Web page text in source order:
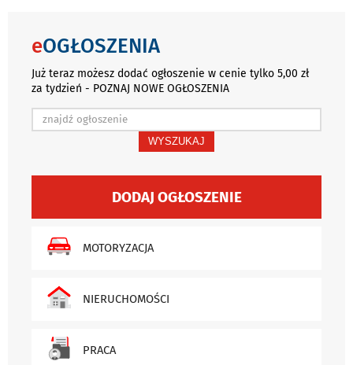
eOGŁOSZENIA
Już teraz możesz dodać ogłoszenie w cenie tylko 5,00 zł
za tydzień - POZNAJ NOWE OGŁOSZENIA
WYSZUKAJ
DODAJ OGŁOSZENIE
MOTORYZACJA
NIERUCHOMOŚCI
PRACA